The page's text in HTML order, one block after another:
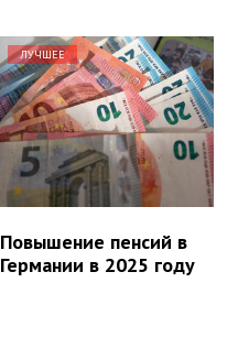
ЛУЧШЕЕ
Повышение пенсий в
Германии в 2025 году